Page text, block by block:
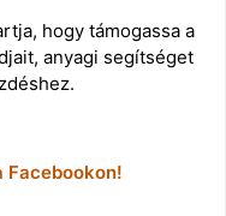
hogy támogassa a
anyagi segítséget
Facebookon!